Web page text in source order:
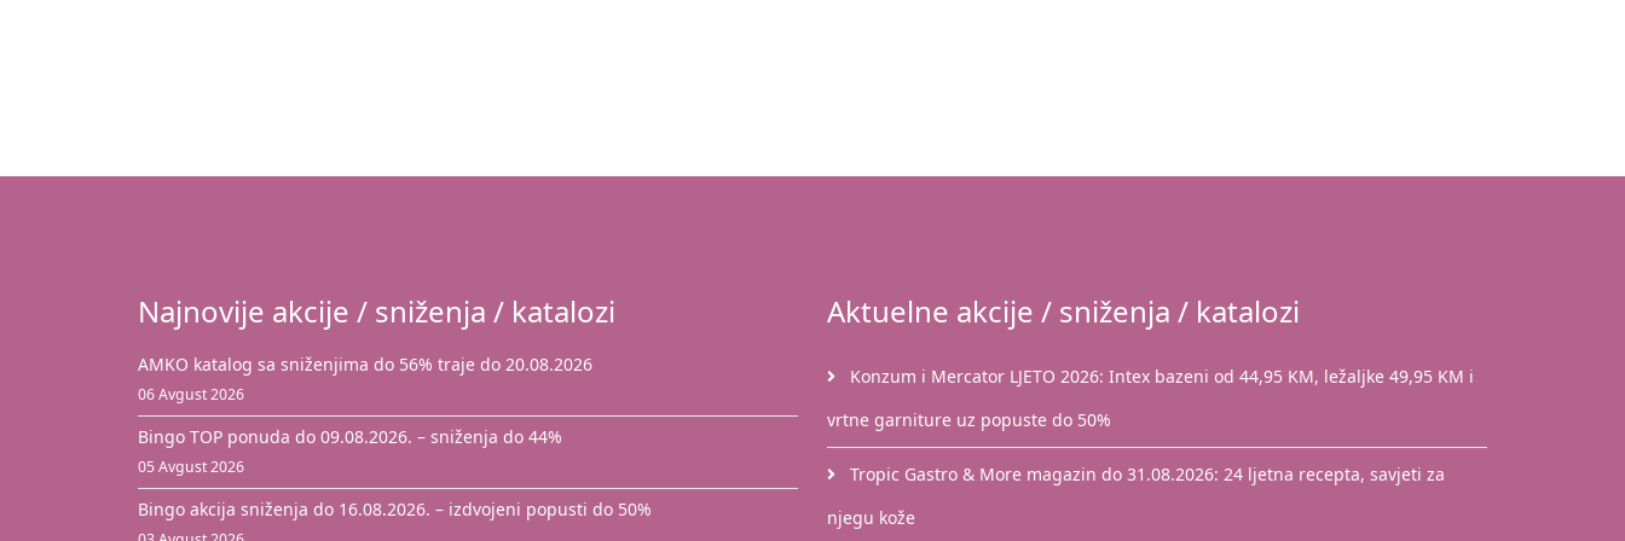
Najnovije akcije / sniženja / katalozi
AMKO katalog sa sniženjima do 56% traje do 20.08.2026
06 Avgust 2026
Bingo TOP ponuda do 09.08.2026. – sniženja do 44%
05 Avgust 2026
Bingo akcija sniženja do 16.08.2026. – izdvojeni popusti do 50%
Aktuelne akcije / sniženja / katalozi
Konzum i Mercator LJETO 2026: Intex bazeni od 44,95 KM, ležaljke 49,95 KM i
vrtne garniture uz popuste do 50%
Tropic Gastro & More magazin do 31.08.2026: 24 ljetna recepta, savjeti za
njegu kože